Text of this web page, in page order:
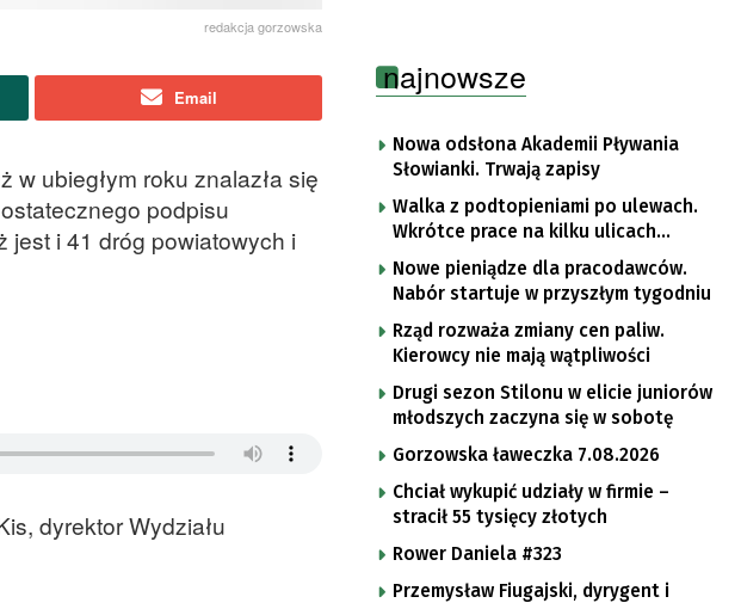
redakcja gorzowska
Email
ubiegłym roku znalazła się
podpisu
jest i 41 dróg powiatowych i
dyrektor Wydziału
najnowsze
Nowa odsłona Akademii Pływania
Słowianki. Trwają zapisy
Walka z podtopieniami po ulewach.
Wkrótce prace na kilku ulicach
Gorzowa
Nowe pieniądze dla pracodawców.
Nabór startuje w przyszłym tygodniu
Rząd rozważa zmiany cen paliw.
Kierowcy nie mają wątpliwości
Drugi sezon Stilonu w elicie juniorów
młodszych zaczyna się w sobotę
Gorzowska ławeczka 7.08.2026
Chciał wykupić udziały w firmie –
stracił 55 tysięcy złotych
Rower Daniela #323
Przemysław Fiugajski, dyrygent i